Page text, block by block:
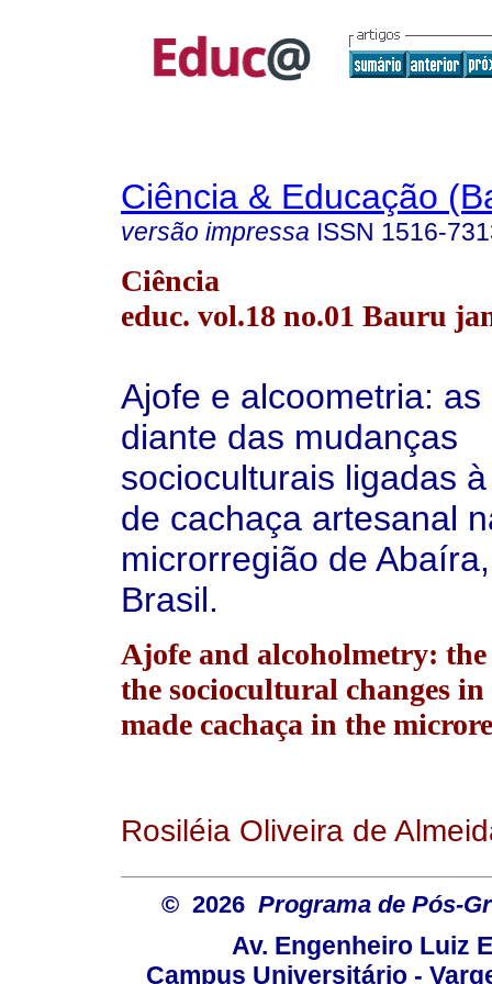
Ciência & Educação
versão impressa ISSN 1516-
Ciência
educ. vol.18 no.01 Bauru
Ajofe e alcoometria: as
diante das mudanças
socioculturais ligadas
de cachaça artesanal
microrregião de
Brasil.
Ajofe and alcoholmetry: the
the sociocultural changes
made cachaça in the
Rosiléia Oliveira de
© 2026 Programa de Pós-
Av. Engenheiro Luiz
Campus Universitário -